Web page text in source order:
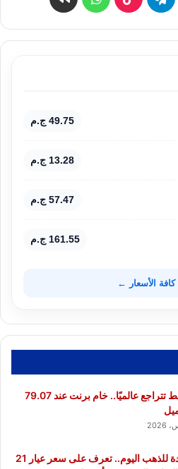
49.75 ج.م
13.28 ج.م
57.47 ج.م
161.55 ج.م
الأسعار ←
أسعار النفط تتراجع عالميًا.. خام برنت عند 79.07
قفزة جديدة للذهب اليوم.. تعرف على سعر عيار 21